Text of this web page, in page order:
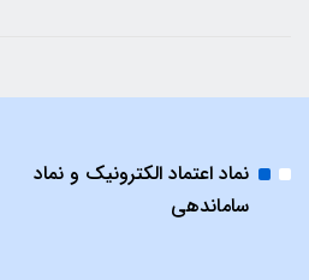
نماد اعتماد الکترونیک و نماد
ساماندهی